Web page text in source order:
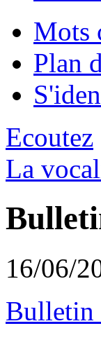
Mots
Plan
Ecoutez
La
16/06/
Bulletin